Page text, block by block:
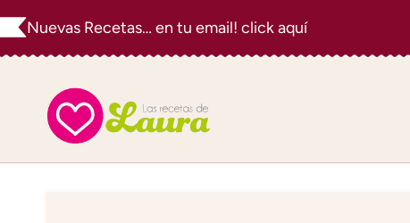
Saltar
al
Nuevas Recetas… en tu email! click aquí